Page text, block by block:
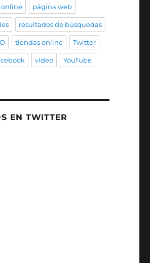
página web
resultados de búsquedas
tiendas online Twitter
video YouTube
EN TWITTER